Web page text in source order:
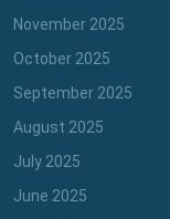
November 2025
October 2025
September 2025
August 2025
July 2025
June 2025